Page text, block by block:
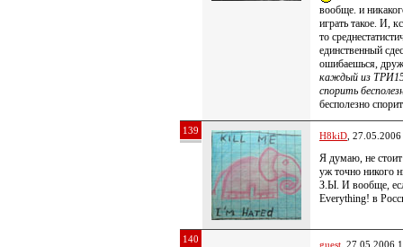
вообще. и
играть такое. И,
то
единственный
ошибаешься,
каждый из ТРИ15
спорить
бесполезно
139 H8kiD ,
Я думаю, не
уж точно никого
З.Ы. И вообще,
Everything! в
140 guest , 27.05.2006